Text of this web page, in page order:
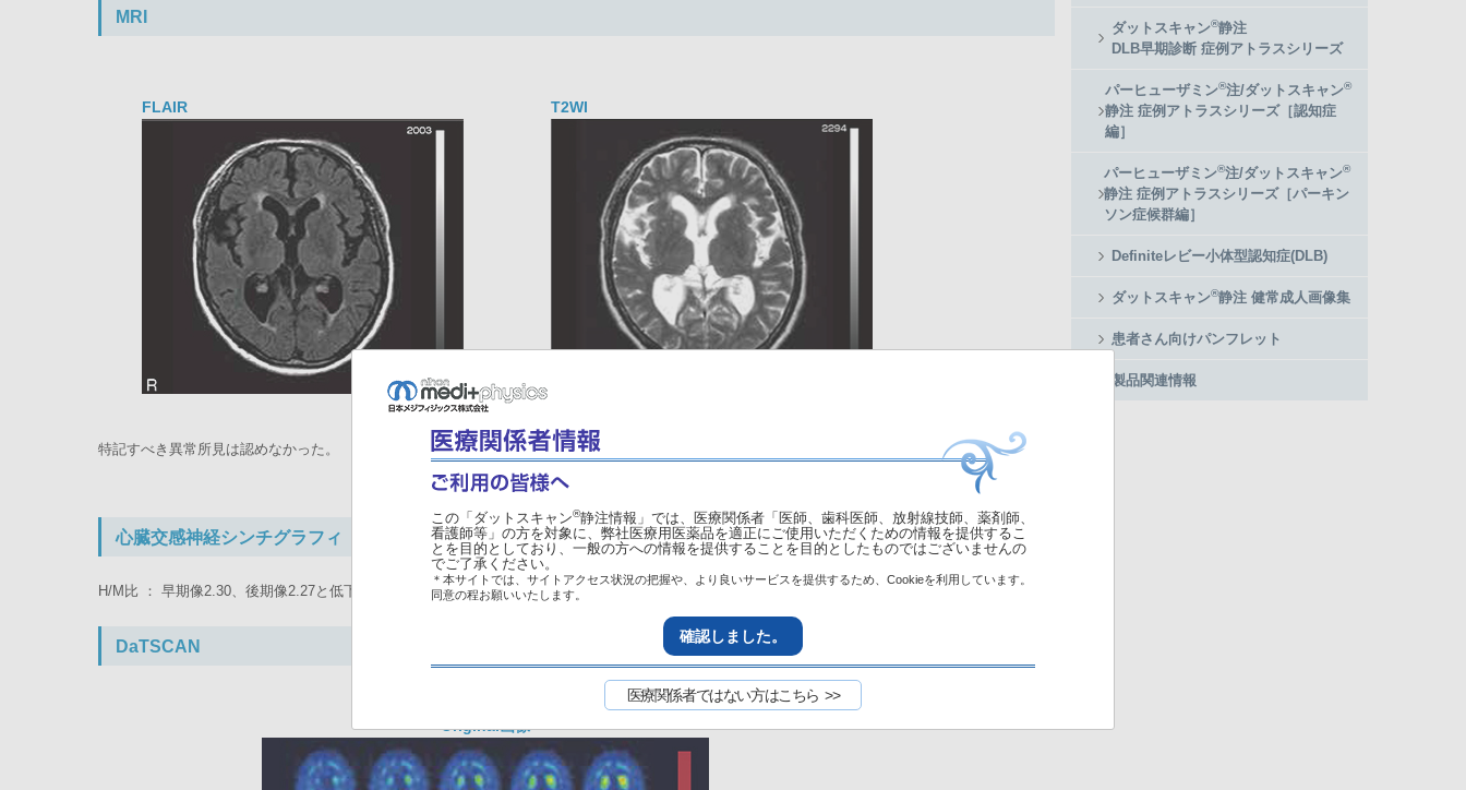
MRI
FLAIR T2WI
特記すべき異常所見は認めなかった。
心臓交感神経シンチグラフィ
H/M比 ： 早期像2.30、後期像2.27と低下を認めなかった。
DaTSCAN
Original画像
ダットスキャン®静注
DLB早期診断 症例アトラスシリーズ
パーヒューザミン®注/ダットスキャン®
静注 症例アトラスシリーズ［認知症
編］
パーヒューザミン®注/ダットスキャン®
静注 症例アトラスシリーズ［パーキン
ソン症候群編］
Definiteレビー小体型認知症(DLB)
ダットスキャン®静注 健常成人画像集
患者さん向けパンフレット
製品関連情報
この「ダットスキャン®静注情報」では、医療関係者「医師、歯科医師、放射線技師、薬剤師、
看護師等」の方を対象に、弊社医療用医薬品を適正にご使用いただくための情報を提供するこ
とを目的としており、一般の方への情報を提供することを目的としたものではございませんの
でご了承ください。
＊本サイトでは、サイトアクセス状況の把握や、より良いサービスを提供するため、Cookieを利用しています。
同意の程お願いいたします。
確認しました。
医療関係者ではない方はこちら